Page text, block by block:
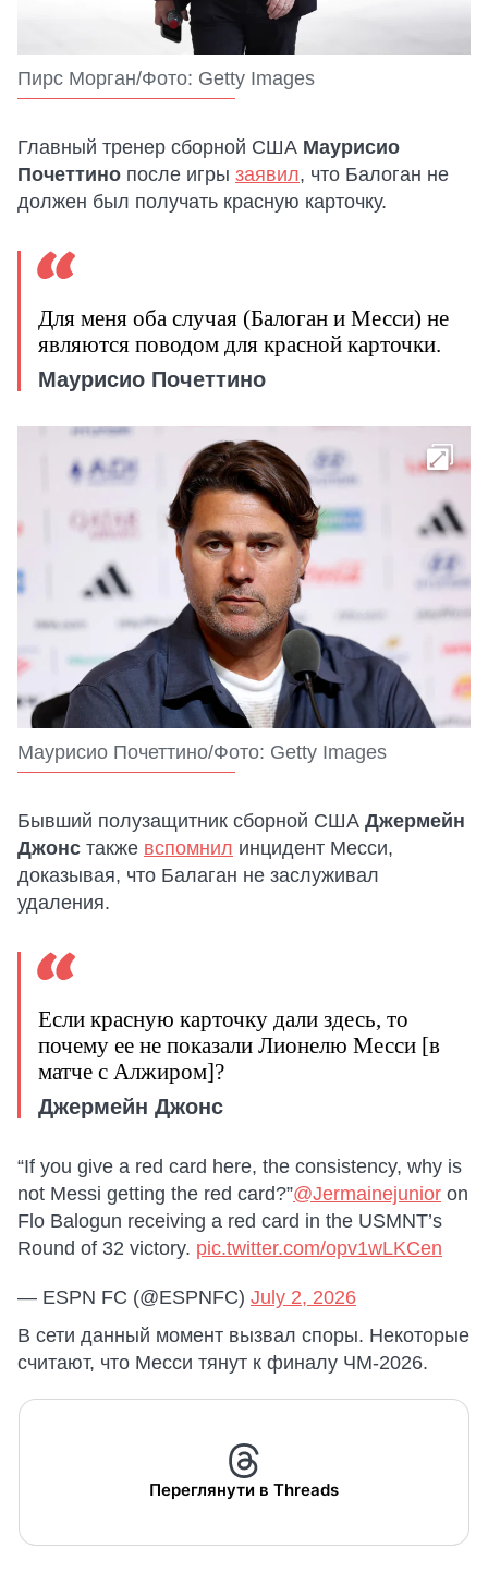
Пирс Морган/Фото: Getty Images
Главный тренер сборной США Маурисио
Почеттино после игры заявил, что Балоган не
должен был получать красную карточку.
Для меня оба случая (Балоган и Месси) не
являются поводом для красной карточки.
Маурисио Почеттино
Маурисио Почеттино/Фото: Getty Images
Бывший полузащитник сборной США Джермейн
Джонс также вспомнил инцидент Месси,
доказывая, что Балаган не заслуживал
удаления.
Если красную карточку дали здесь, то
почему ее не показали Лионелю Месси [в
матче с Алжиром]?
Джермейн Джонс
“If you give a red card here, the consistency, why is
not Messi getting the red card?”@Jermainejunior on
Flo Balogun receiving a red card in the USMNT’s
Round of 32 victory. pic.twitter.com/opv1wLKCen
— ESPN FC (@ESPNFC) July 2, 2026
В сети данный момент вызвал споры. Некоторые
считают, что Месси тянут к финалу ЧМ-2026.
Переглянути в Threads